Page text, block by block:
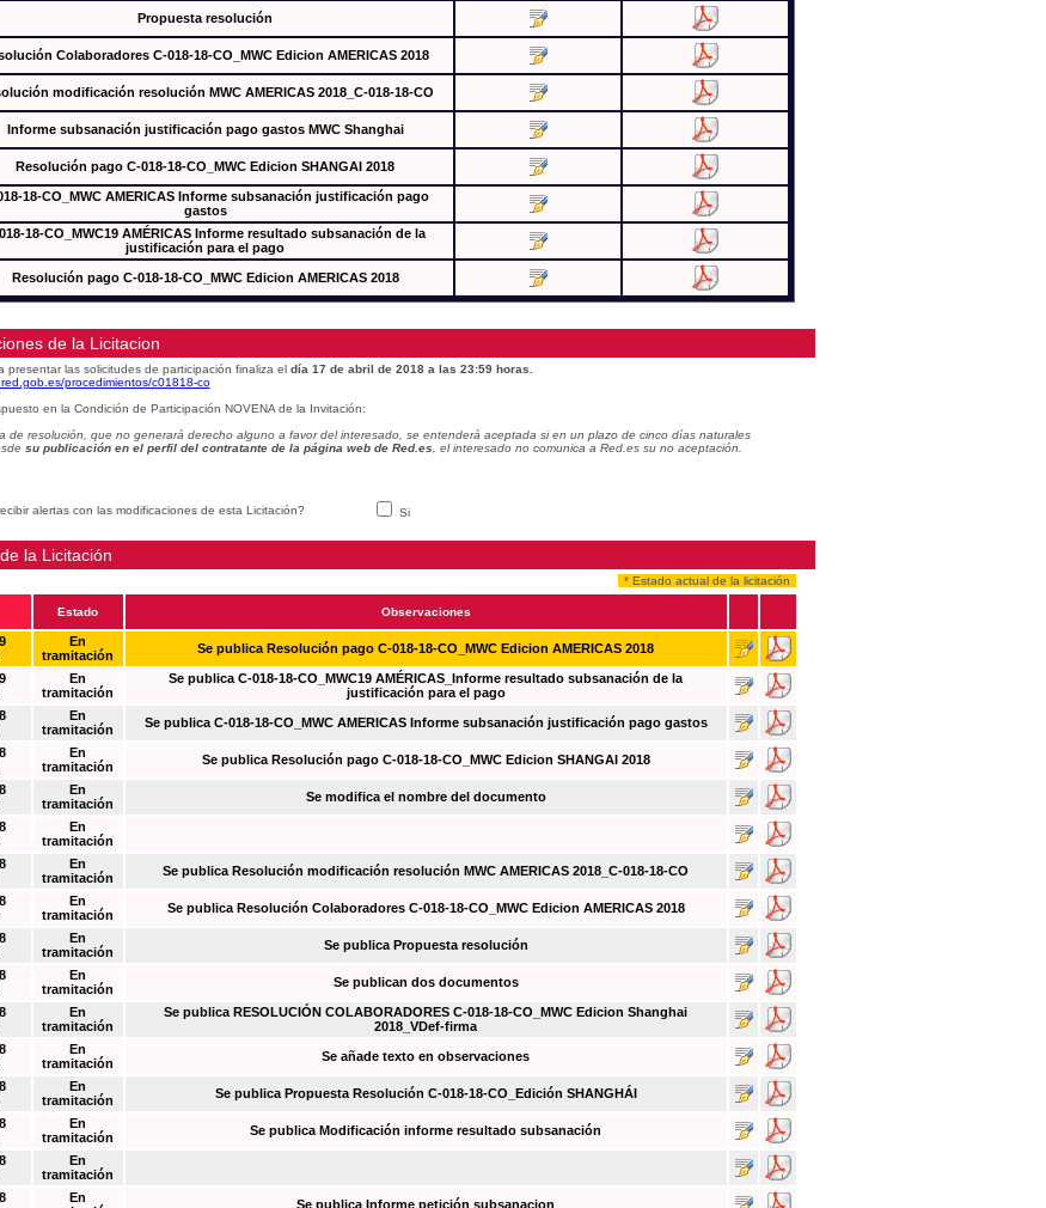
Propuesta resolución
Colaboradores C-018-18-CO_MWC Edicion AMERICAS 2018
modificación resolución MWC AMERICAS 2018_C-018-18-CO
Informe subsanación justificación pago gastos MWC Shanghai
Resolución pago C-018-18-CO_MWC Edicion SHANGAI 2018
18-CO_MWC AMERICAS Informe subsanación justificación pago
gastos
18-CO_MWC19 AMÉRICAS Informe resultado subsanación de la
justificación para el pago
Resolución pago C-018-18-CO_MWC Edicion AMERICAS 2018
de la Licitacion
presentar las solicitudes de participación finaliza el día 17 de abril de 2018 a las 23:59 horas.
procedimientos/c01818-co
en la Condición de Participación NOVENA de la Invitación:
de resolución, que no generará derecho alguno a favor del interesado, se entenderá aceptada si en un plazo de cinco días naturales
su publicación en el perfil del contratante de la página web de Red.es , el interesado no comunica a Red.es su no aceptación.
alertas con las modificaciones de esta Licitación? Si
la Licitación
* Estado actual de la licitación
Estado Observaciones
En
tramitación
Se publica Resolución pago C-018-18-CO_MWC Edicion AMERICAS 2018
En
tramitación
Se publica C-018-18-CO_MWC19 AMÉRICAS_Informe resultado subsanación de la
justificación para el pago
En
tramitación
Se publica C-018-18-CO_MWC AMERICAS Informe subsanación justificación pago gastos
En
tramitación
Se publica Resolución pago C-018-18-CO_MWC Edicion SHANGAI 2018
En
tramitación
Se modifica el nombre del documento
En
tramitación
En
tramitación
Se publica Resolución modificación resolución MWC AMERICAS 2018_C-018-18-CO
En
tramitación
Se publica Resolución Colaboradores C-018-18-CO_MWC Edicion AMERICAS 2018
En
tramitación
Se publica Propuesta resolución
En
tramitación
Se publican dos documentos
En
tramitación
Se publica RESOLUCIÓN COLABORADORES C-018-18-CO_MWC Edicion Shanghai
2018_VDef-firma
En
tramitación
Se añade texto en observaciones
En
tramitación
Se publica Propuesta Resolución C-018-18-CO_Edición SHANGHÁI
En
tramitación
Se publica Modificación informe resultado subsanación
En
tramitación
En
Se publica Informe petición subsanacion